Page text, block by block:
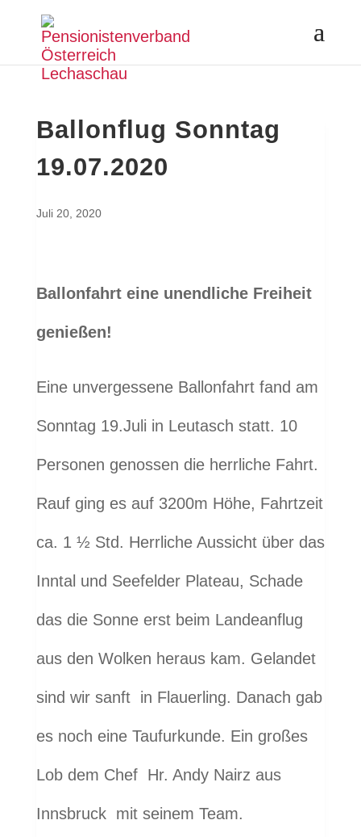
Ballonflug Sonntag
19.07.2020
Juli 20, 2020
Ballonfahrt eine unendliche Freiheit
genießen!
Eine unvergessene Ballonfahrt fand am
Sonntag 19.Juli in Leutasch statt. 10
Personen genossen die herrliche Fahrt.
Rauf ging es auf 3200m Höhe, Fahrtzeit
ca. 1 ½ Std. Herrliche Aussicht über das
Inntal und Seefelder Plateau, Schade
das die Sonne erst beim Landeanflug
aus den Wolken heraus kam. Gelandet
sind wir sanft in Flauerling. Danach gab
es noch eine Taufurkunde. Ein großes
Lob dem Chef Hr. Andy Nairz aus
Innsbruck mit seinem Team.